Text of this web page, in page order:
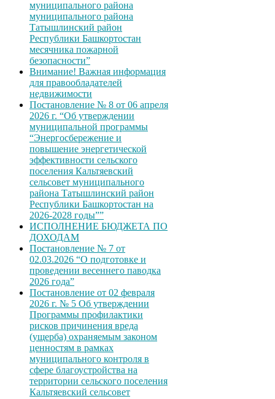
муниципального района
муниципального района
Татышлинский район
Республики Башкортостан
месячника пожарной
безопасности”
Внимание! Важная информация
для правообладателей
недвижимости
Постановление № 8 от 06 апреля
2026 г. “Об утверждении
муниципальной программы
“Энергосбережение и
повышение энергетической
эффективности сельского
поселения Кальтяевский
сельсовет муниципального
района Татышлинский район
Республики Башкортостан на
2026-2028 годы””
ИСПОЛНЕНИЕ БЮДЖЕТА ПО
ДОХОДАМ
Постановление № 7 от
02.03.2026 “О подготовке и
проведении весеннего паводка
2026 года”
Постановление от 02 февраля
2026 г. № 5 Об утверждении
Программы профилактики
рисков причинения вреда
(ущерба) охраняемым законом
ценностям в рамках
муниципального контроля в
сфере благоустройства на
территории сельского поселения
Кальтяевский сельсовет